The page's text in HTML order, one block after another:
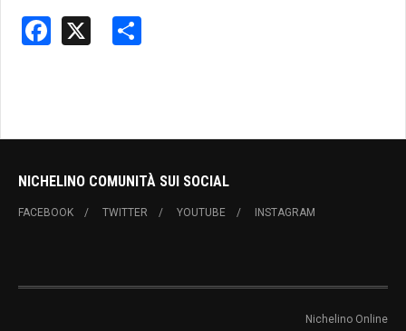
Facebook
NICHELINO COMUNITÀ SUI SOCIAL
FACEBOOK TWITTER YOUTUBE INSTAGRAM
Nichelino Online